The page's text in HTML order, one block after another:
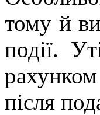
тому й
події.
після